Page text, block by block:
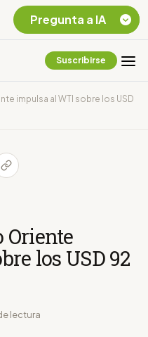
Suscribirse
impulsa al WTI sobre los USD
Oriente
los USD 92
lectura
Pregunta a IA
Chevron Ecuador